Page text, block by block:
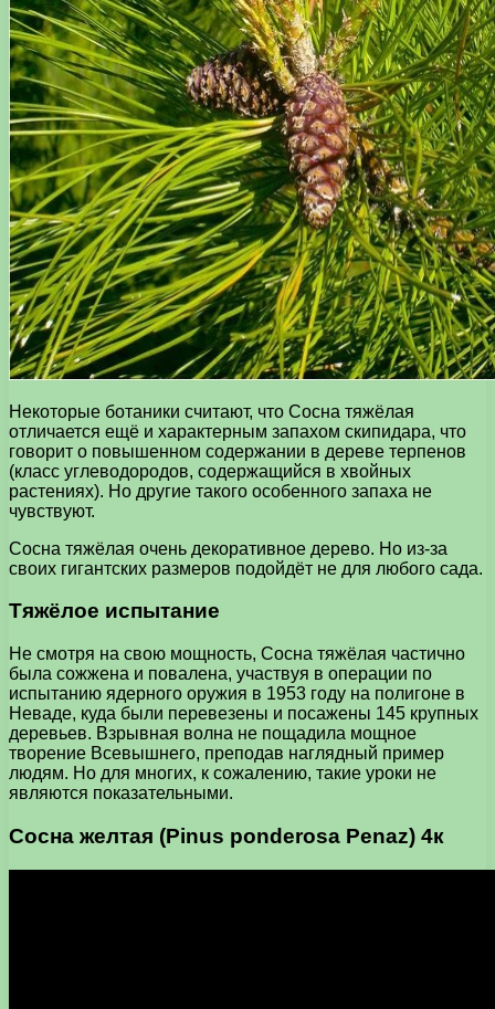
Некоторые ботаники считают, что Сосна тяжёлая
отличается ещё и характерным запахом скипидара, что
говорит о повышенном содержании в дереве терпенов
(класс углеводородов, содержащийся в хвойных
растениях). Но другие такого особенного запаха не
чувствуют.
Сосна тяжёлая очень декоративное дерево. Но из-за
своих гигантских размеров подойдёт не для любого сада.
Тяжёлое испытание
Не смотря на свою мощность, Сосна тяжёлая частично
была сожжена и повалена, участвуя в операции по
испытанию ядерного оружия в 1953 году на полигоне в
Неваде, куда были перевезены и посажены 145 крупных
деревьев. Взрывная волна не пощадила мощное
творение Всевышнего, преподав наглядный пример
людям. Но для многих, к сожалению, такие уроки не
являются показательными.
Сосна желтая (Pinus ponderosa Penaz) 4к